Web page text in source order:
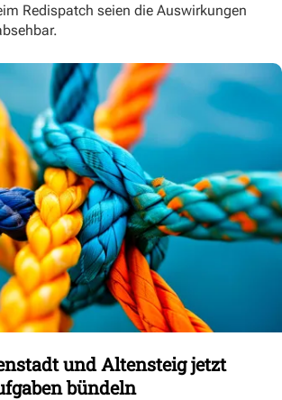
Redispatch seien die Auswirkungen
und Altensteig jetzt
bündeln